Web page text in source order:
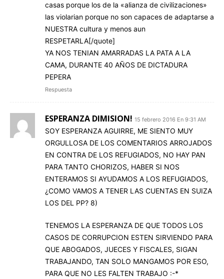
casas porque los de la «alianza de civilizaciones»
las violarian porque no son capaces de adaptarse a
NUESTRA cultura y menos aun
RESPETARLA[/quote]
YA NOS TENIAN AMARRADAS LA PATA A LA
CAMA, DURANTE 40 AÑOS DE DICTADURA
PEPERA
Respuesta
ESPERANZA DIMISION! 15 febrero 2016 En 9:31 AM
SOY ESPERANZA AGUIRRE, ME SIENTO MUY
ORGULLOSA DE LOS COMENTARIOS ARROJADOS
EN CONTRA DE LOS REFUGIADOS, NO HAY PAN
PARA TANTO CHORIZOS, HABER SI NOS
ENTERAMOS SI AYUDAMOS A LOS REFUGIADOS,
¿COMO VAMOS A TENER LAS CUENTAS EN SUIZA
LOS DEL PP? 8)
TENEMOS LA ESPERANZA DE QUE TODOS LOS
CASOS DE CORRUPCION ESTEN SIRVIENDO PARA
QUE ABOGADOS, JUECES Y FISCALES, SIGAN
TRABAJANDO, TAN SOLO MANGAMOS POR ESO,
PARA QUE NO LES FALTEN TRABAJO :-*